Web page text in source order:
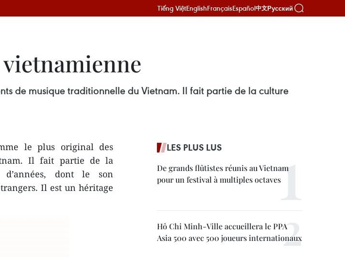
Tiếng ViệtEnglishFrançaisEspañol中文Русский
de musique traditionnelle du Vietnam. Il fait partie de la culture
le plus original des
Il fait partie de la
dont le son
Il est un héritage
LES PLUS LUS
De grands flûtistes réunis au Vietnam
pour un festival à multiples octaves
Hô Chi Minh-Ville accueillera le PPA
Asia 500 avec 500 joueurs internationaux